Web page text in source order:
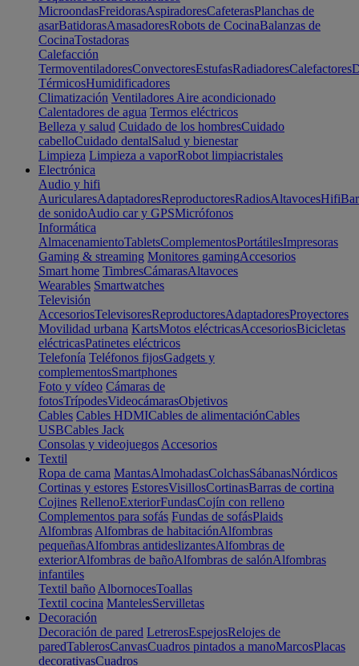
MicroondasFreidorasAspiradoresCafeterasPlanchas de
asarBatidorasAmasadoresRobots de CocinaBalanzas de
CocinaTostadoras
Calefacción
TermoventiladoresConvectoresEstufasRadiadoresCalefactores
TérmicosHumidificadores
Climatización Ventiladores Aire acondicionado
Calentadores de agua Termos eléctricos
Belleza y salud Cuidado de los hombresCuidado
cabelloCuidado dentalSalud y bienestar
Limpieza Limpieza a vaporRobot limpiacristales
Electrónica
Audio y hifi
AuricularesAdaptadoresReproductoresRadiosAltavocesHifi
de sonidoAudio car y GPSMicrófonos
Informática
AlmacenamientoTabletsComplementosPortátilesImpresoras
Gaming & streaming Monitores gamingAccesorios
Smart home TimbresCámarasAltavoces
Wearables Smartwatches
Televisión
AccesoriosTelevisoresReproductoresAdaptadoresProyectores
Movilidad urbana KartsMotos eléctricasAccesoriosBicicletas
eléctricasPatinetes eléctricos
Telefonía Teléfonos fijosGadgets y
complementosSmartphones
Foto y vídeo Cámaras de
fotosTrípodesVideocámarasObjetivos
Cables Cables HDMICables de alimentaciónCables
USBCables Jack
Consolas y videojuegos Accesorios
Textil
Ropa de cama MantasAlmohadasColchasSábanasNórdicos
Cortinas y estores EstoresVisillosCortinasBarras de cortina
Cojines RellenoExteriorFundasCojín con relleno
Complementos para sofás Fundas de sofásPlaids
Alfombras Alfombras de habitaciónAlfombras
pequeñasAlfombras antideslizantesAlfombras de
exteriorAlfombras de bañoAlfombras de salónAlfombras
infantiles
Textil baño AlbornocesToallas
Textil cocina MantelesServilletas
Decoración
Decoración de pared LetrerosEspejosRelojes de
paredTablerosCanvasCuadros pintados a manoMarcosPlacas
decorativasCuadros